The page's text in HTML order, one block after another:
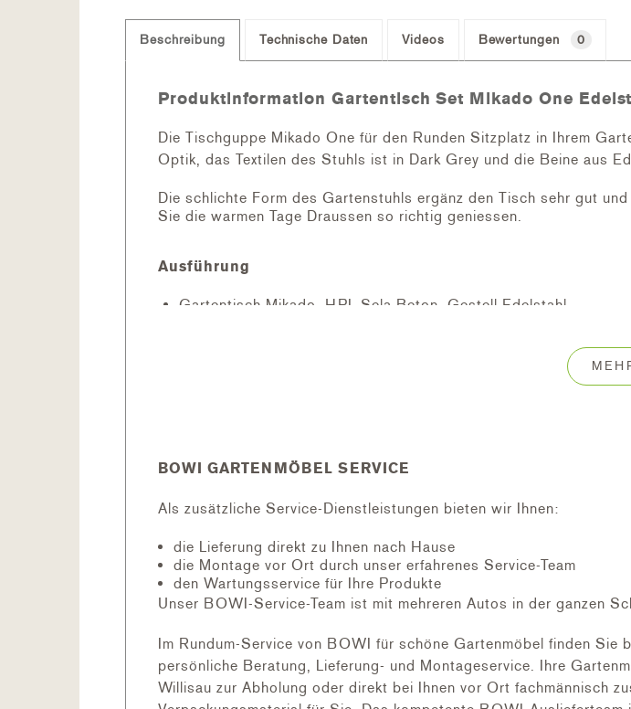
Beschreibung Technische Daten Videos Bewertungen 0
Produktinformation Gartentisch Set Mikado One
Die Tischguppe Mikado One für den Runden Sitzplatz in Ihrem
Optik, das Textilen des Stuhls ist in Dark Grey und die Beine aus
Die schlichte Form des Gartenstuhls ergänz den Tisch sehr gut
Sie die warmen Tage Draussen so richtig geniessen.
Ausführung
Gartentisch Mikado, HPL Sela Beton, Gestell Edelstahl
4 x Gartenstuhl One, montiert
Empfohlene Ergänzungen
Outdoor Teppich Rund
Dekorkörbe
Laterne
MATERIAL
BOWI GARTENMÖBEL SERVICE
Als zusätzliche Service-Dienstleistungen bieten wir Ihnen:
die Lieferung direkt zu Ihnen nach Hause
die Montage vor Ort durch unser erfahrenes Service-Team
den Wartungsservice für Ihre Produkte
Unser BOWI-Service-Team ist mit mehreren Autos in der ganzen
Im Rundum-Service von BOWI für schöne Gartenmöbel finden Sie
persönliche Beratung, Lieferung- und Montageservice. Ihre
Willisau zur Abholung oder direkt bei Ihnen vor Ort fachmännisch